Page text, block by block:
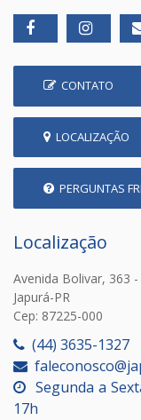
CONTATO
LOCALIZAÇÃO
PERGUNTAS
Localização
Avenida Bolivar, 363
Japurá-PR
Cep: 87225-000
(44) 3635-1327
Segunda a
17h